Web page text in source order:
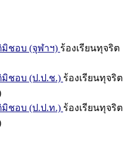
มิชอบ (จุฬาฯ) ร้องเรียนทุจริต
มิชอบ (ป.ป.ช.) ร้องเรียนทุจริต
มิชอบ (ป.ป.ท.) ร้องเรียนทุจริต